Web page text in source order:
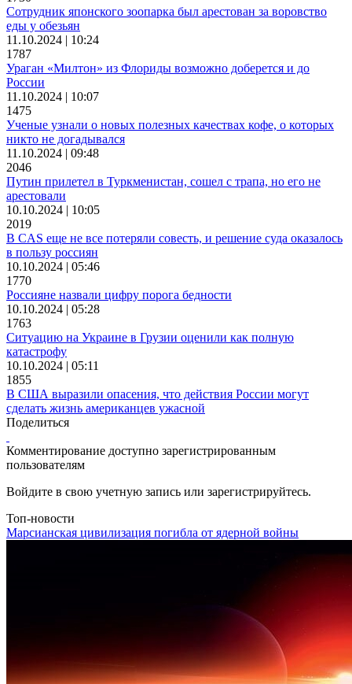
Сотрудник японского зоопарка был арестован за воровство
еды у обезьян
11.10.2024 | 10:24
1787
Ураган «Милтон» из Флориды возможно доберется и до
России
11.10.2024 | 10:07
1475
Ученые узнали о новых полезных качествах кофе, о которых
никто не догадывался
11.10.2024 | 09:48
2046
Путин прилетел в Туркменистан, сошел с трапа, но его не
арестовали
10.10.2024 | 10:05
2019
В CAS еще не все потеряли совесть, и решение суда оказалось
в пользу россиян
10.10.2024 | 05:46
1770
Россияне назвали цифру порога бедности
10.10.2024 | 05:28
1763
Ситуацию на Украине в Грузии оценили как полную
катастрофу
10.10.2024 | 05:11
1855
В США выразили опасения, что действия России могут
сделать жизнь американцев ужасной
Поделиться
Комментирование доступно зарегистрированным
пользователям
Войдите в свою учетную запись или зарегистрируйтесь.
Топ-новости
Марсианская цивилизация погибла от ядерной войны